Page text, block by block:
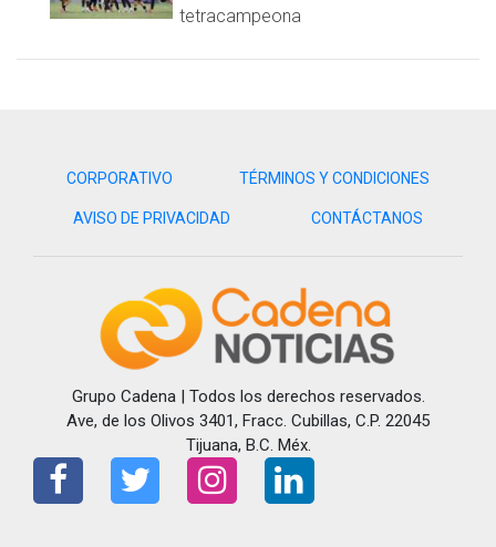
tetracampeona
CORPORATIVO TÉRMINOS Y CONDICIONES
AVISO DE PRIVACIDAD CONTÁCTANOS
Grupo Cadena | Todos los derechos reservados.
Ave, de los Olivos 3401, Fracc. Cubillas, C.P. 22045
Tijuana, B.C. Méx.